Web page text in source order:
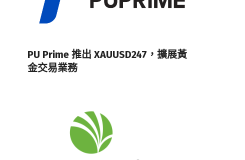
PU Prime 推出 XAUUSD247，擴展黃
金交易業務